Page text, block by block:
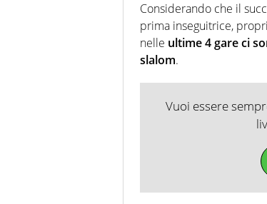
Considerando che il
prima inseguitrice,
nelle ultime 4 gare ci
slalom.
Vuoi essere